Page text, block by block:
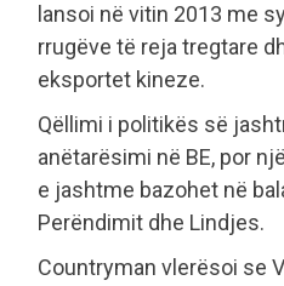
lansoi në vitin 2013 me
rrugëve të reja tregtare
eksportet kineze.
Qëllimi i politikës së
anëtarësimi në BE, por
e jashtme bazohet në
Perëndimit dhe Lindjes.
Countryman vlerësoi se